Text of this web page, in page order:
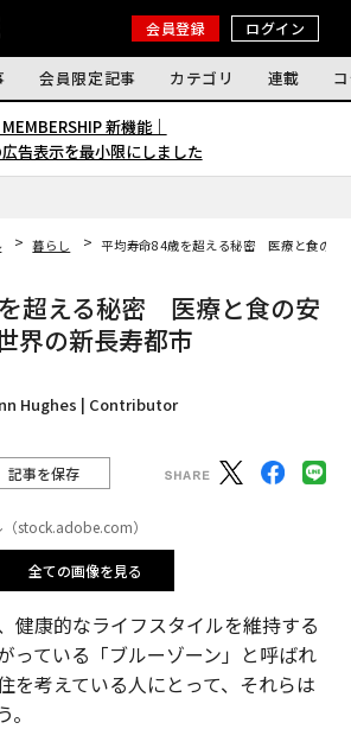
会員登録 ログイン
会員限定記事 カテゴリ 連載
新機能｜
告表示を最小限にしました
暮らし
平均寿命84歳を超える秘密 医療と食の安
超える秘密 医療と食の安
界の新長寿都市
Hughes | Contributor
記事を保存
stock.adobe.com）
全ての画像を見る
健康的なライフスタイルを維持する
っている「ブルーゾーン」と呼ばれ
を考えている人にとって、それらは